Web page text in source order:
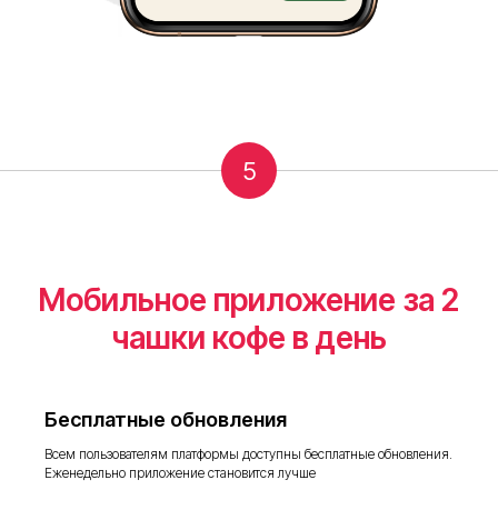
5
Мобильное приложение за 2
чашки кофе в день
Бесплатные обновления
Всем пользователям платформы доступны бесплатные обновления.
Еженедельно приложение становится лучше